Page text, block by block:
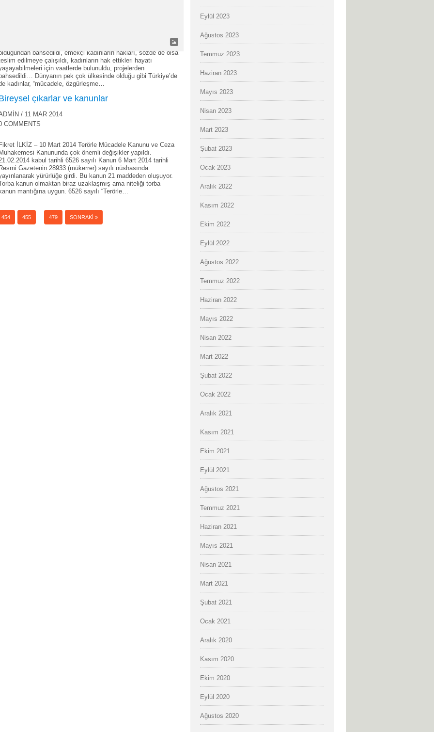
bahsedildi, emekçi kadınların hakları, sözde de olsa
edilmeye çalışıldı, kadınların hak ettikleri hayatı
için vaatlerde bulunuldu, projelerden
bahsedildi… Dünyanın pek çok ülkesinde olduğu gibi Türkiye’de
kadınlar, “mücadele, özgürleşme…
çıkarlar ve kanunlar
/ 11 MAR 2014
COMMENTS
Fikret İLKİZ – 10 Mart 2014 Terörle Mücadele Kanunu ve Ceza
Muhakemesi Kanununda çok önemli değişikler yapıldı.
kabul tarihli 6526 sayılı Kanun 6 Mart 2014 tarihli
Resmi Gazetenin 28933 (mükerrer) sayılı nüshasında
yürürlüğe girdi. Bu kanun 21 maddeden oluşuyor.
kanun olmaktan biraz uzaklaşmış ama niteliği torba
kanun mantığına uygun. 6526 sayılı “Terörle…
454 455 479 SONRAKI »
Eylül 2023
Ağustos 2023
Temmuz 2023
Haziran 2023
Mayıs 2023
Nisan 2023
Mart 2023
Şubat 2023
Ocak 2023
Aralık 2022
Kasım 2022
Ekim 2022
Eylül 2022
Ağustos 2022
Temmuz 2022
Haziran 2022
Mayıs 2022
Nisan 2022
Mart 2022
Şubat 2022
Ocak 2022
Aralık 2021
Kasım 2021
Ekim 2021
Eylül 2021
Ağustos 2021
Temmuz 2021
Haziran 2021
Mayıs 2021
Nisan 2021
Mart 2021
Şubat 2021
Ocak 2021
Aralık 2020
Kasım 2020
Ekim 2020
Eylül 2020
Ağustos 2020